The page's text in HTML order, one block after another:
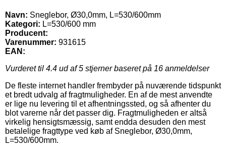
Navn: Sneglebor, Ø30,0mm, L=530/600mm
Kategori: L=530/600 mm
Producent:
Varenummer: 931615
EAN:
Vurderet til 4.4 ud af 5 stjerner baseret på 16 anmeldelser
De fleste internet handler frembyder på nuværende tidspunkt
et bredt udvalg af fragtmuligheder. En af de mest anvendte
er lige nu levering til et afhentningssted, og så afhenter du
blot varerne når det passer dig. Fragtmuligheden er altså
virkelig hensigtsmæssig, samt endda desuden den mest
betalelige fragttype ved køb af Sneglebor, Ø30,0mm,
L=530/600mm.